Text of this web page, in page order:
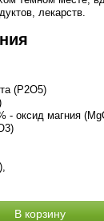
лекарств.
(P2O5)
- оксид магния
В корзину